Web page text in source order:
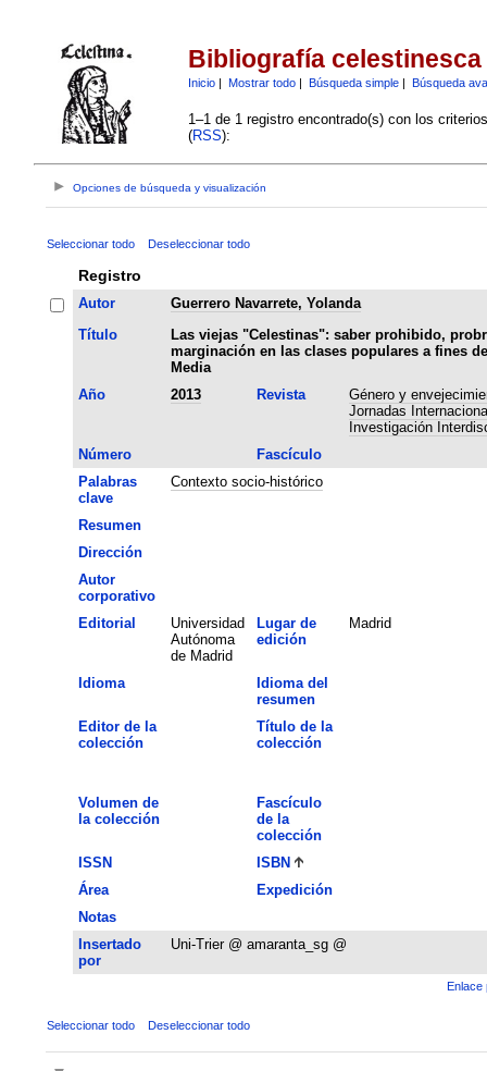
Bibliografía celestinesca
Inicio| Mostrar todo| Búsqueda simple| Búsqueda
1–1 de 1 registro encontrado(s) con los
(RSS):
Opciones de búsqueda y visualización
Seleccionar todo Deseleccionar todo
Registro
Autor
Guerrero Navarrete, Yolanda
Título
Las viejas "Celestinas": saber prohibido,
marginación en las clases populares a fines
Media
Año
2013 Revista
Género y
Jornadas
Investigación
Número
Fascículo
Palabras
clave
Contexto socio-histórico
Resumen
Dirección
Autor
corporativo
Editorial
Universidad
Autónoma
de Madrid
Lugar de
edición
Madrid
Idioma
Idioma del
resumen
Editor de la
colección
Título de la
colección
Volumen de
la colección
Fascículo
de la
colección
ISSN
ISBN
Área
Expedición
Notas
Insertado
por
Uni-Trier @ amaranta_sg @
Enlace
Seleccionar todo Deseleccionar todo